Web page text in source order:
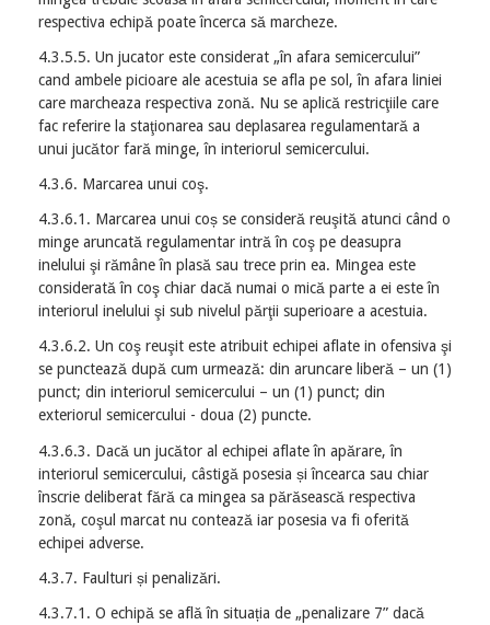
respectiva echipă poate încerca să marcheze.
4.3.5.5. Un jucator este considerat „în afara semicercului”
cand ambele picioare ale acestuia se afla pe sol, în afara liniei
care marcheaza respectiva zonă. Nu se aplică restricţiile care
fac referire la staţionarea sau deplasarea regulamentară a
unui jucător fară minge, în interiorul semicercului.
4.3.6. Marcarea unui coş.
4.3.6.1. Marcarea unui coș se consideră reuşită atunci când o
minge aruncată regulamentar intră în coş pe deasupra
inelului şi rămâne în plasă sau trece prin ea. Mingea este
considerată în coş chiar dacă numai o mică parte a ei este în
interiorul inelului şi sub nivelul părţii superioare a acestuia.
4.3.6.2. Un coş reuşit este atribuit echipei aflate in ofensiva şi
se punctează după cum urmează: din aruncare liberă – un (1)
punct; din interiorul semicercului – un (1) punct; din
exteriorul semicercului - doua (2) puncte.
4.3.6.3. Dacă un jucător al echipei aflate în apărare, în
interiorul semicercului, câstigă posesia și încearca sau chiar
înscrie deliberat fără ca mingea sa părăsească respectiva
zonă, coşul marcat nu contează iar posesia va fi oferită
echipei adverse.
4.3.7. Faulturi și penalizări.
4.3.7.1. O echipă se află în situația de „penalizare 7” dacă